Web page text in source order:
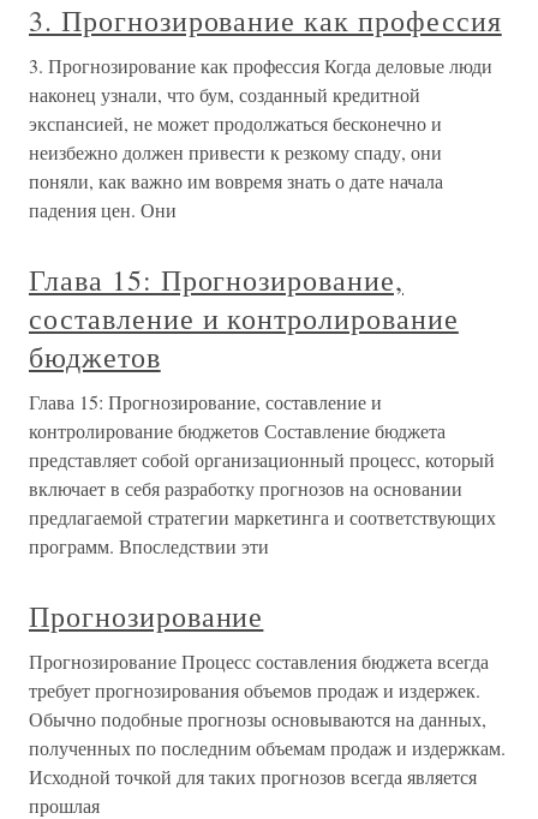
3. Прогнозирование как профессия
3. Прогнозирование как профессия Когда деловые люди
наконец узнали, что бум, созданный кредитной
экспансией, не может продолжаться бесконечно и
неизбежно должен привести к резкому спаду, они
поняли, как важно им вовремя знать о дате начала
падения цен. Они
Глава 15: Прогнозирование,
составление и контролирование
бюджетов
Глава 15: Прогнозирование, составление и
контролирование бюджетов Составление бюджета
представляет собой организационный процесс, который
включает в себя разработку прогнозов на основании
предлагаемой стратегии маркетинга и соответствующих
программ. Впоследствии эти
Прогнозирование
Прогнозирование Процесс составления бюджета всегда
требует прогнозирования объемов продаж и издержек.
Обычно подобные прогнозы основываются на данных,
полученных по последним объемам продаж и издержкам.
Исходной точкой для таких прогнозов всегда является
прошлая